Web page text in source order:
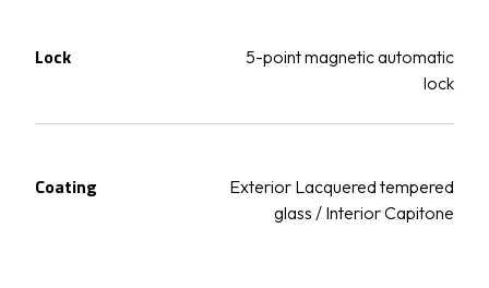
Lock
5-point magnetic automatic
lock
Coating
Exterior Lacquered tempered
glass / Interior Capitone